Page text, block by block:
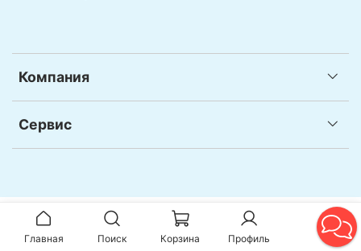
Компания
Сервис
Главная Поиск Корзина Профиль